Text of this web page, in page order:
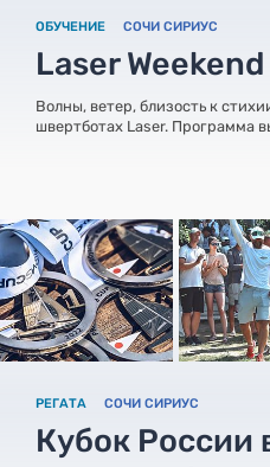
ОБУЧЕНИЕ СОЧИ СИРИУС
Laser Weekend
Волны, ветер, близость к
швертботах Laser. Программа
РЕГАТА СОЧИ СИРИУС
Кубок России